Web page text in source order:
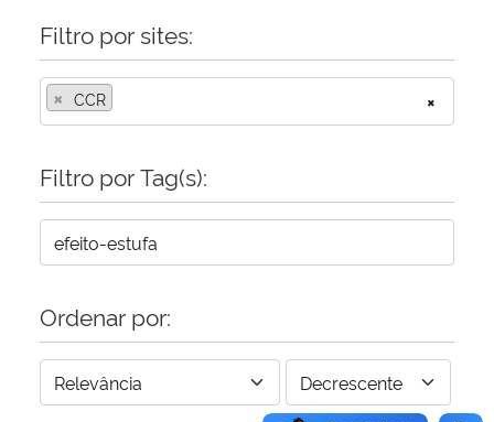
Controladoria-Geral da União
Ministério da Mulher, da Família e dos Direitos Humanos
Secretaria de Governo
Advocacia-Geral da União
Banco Central do Brasil
Filtro por sites:
×
× CCR
Filtro por Tag(s):
Ordenar por: